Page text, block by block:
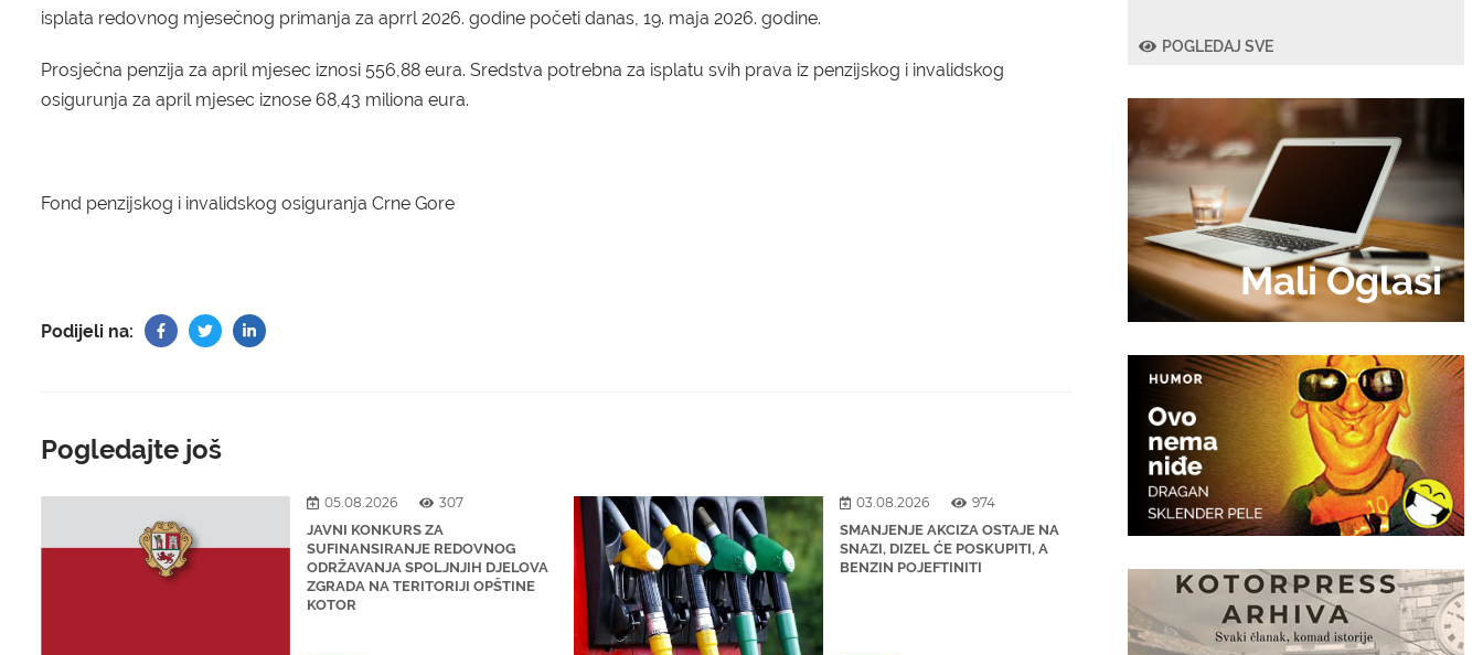
isplata redovnog mjesečnog primanja za aprrl 2026. godine početi danas, 19. maja 2026. godine.
Prosječna penzija za april mjesec iznosi 556,88 eura. Sredstva potrebna za isplatu svih prava iz penzijskog i invalidskog
osigurunja za april mjesec iznose 68,43 miliona eura.
Fond penzijskog i invalidskog osiguranja Crne Gore
Podijeli na:
Pogledajte još
05.08.2026
307
JAVNI KONKURS ZA
SUFINANSIRANJE REDOVNOG
ODRŽAVANJA SPOLJNJIH DJELOVA
ZGRADA NA TERITORIJI OPŠTINE
KOTOR
03.08.2026
974
SMANJENJE AKCIZA OSTAJE NA
SNAZI, DIZEL ĆE POSKUPITI, A
BENZIN POJEFTINITI
POGLEDAJ SVE
Mali Oglasi